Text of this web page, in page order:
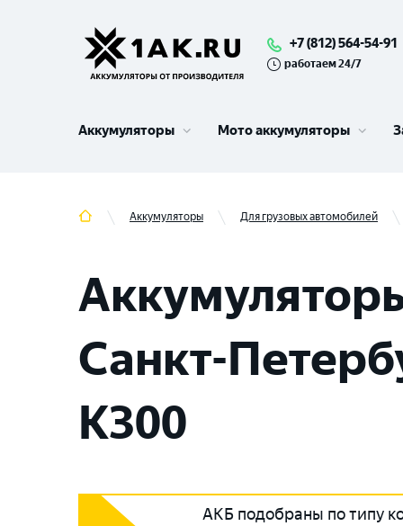
+7 (812) 564-54-91
работаем 24/7
Аккумуляторы Мото аккумуляторы
Аккумуляторы Для грузовых автомобилей
Санкт-
K300
АКБ подобраны по типу